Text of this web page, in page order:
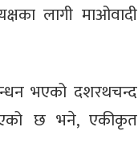
लागी माओवादी
भएको दशरथचन्द
छ भने, एकीकृत